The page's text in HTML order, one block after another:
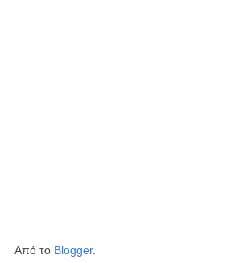
Από το Blogger.